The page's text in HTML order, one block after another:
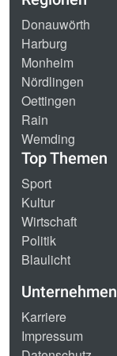
Donauwörth
Harburg
Monheim
Nördlingen
Oettingen
Rain
Wemding
Top Themen
Sport
Kultur
Wirtschaft
Politik
Blaulicht
Unternehmen
Karriere
Impressum